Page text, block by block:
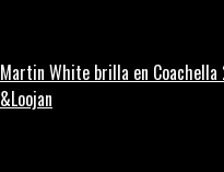
Martin White brilla en
&Loojan